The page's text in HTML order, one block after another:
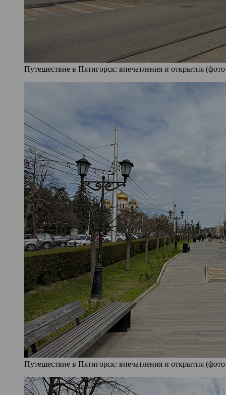
Путешествие в Пятигорск: впечатления и открытия
Путешествие в Пятигорск: впечатления и открытия